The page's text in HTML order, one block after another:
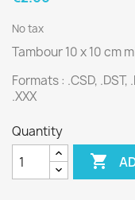
No tax
Tambour 10 x 10 cm
Formats : .CSD, .DST,
.XXX
Quantity
